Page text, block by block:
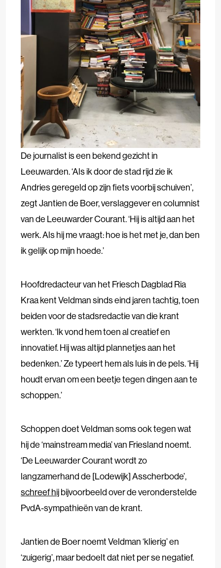
De journalist is een bekend gezicht in
Leeuwarden. ‘Als ik door de stad rijd zie ik
Andries geregeld op zijn fiets voorbij schuiven’,
zegt Jantien de Boer, verslaggever en columnist
van de Leeuwarder Courant. ‘Hij is altijd aan het
werk. Als hij me vraagt: hoe is het met je, dan ben
ik gelijk op mijn hoede.’
Hoofdredacteur van het Friesch Dagblad Ria
Kraa kent Veldman sinds eind jaren tachtig, toen
beiden voor de stadsredactie van die krant
werkten. ‘Ik vond hem toen al creatief en
innovatief. Hij was altijd plannetjes aan het
bedenken.’ Ze typeert hem als luis in de pels. ‘Hij
houdt ervan om een beetje tegen dingen aan te
schoppen.’
Schoppen doet Veldman soms ook tegen wat
hij de ‘mainstream media’ van Friesland noemt.
‘De Leeuwarder Courant wordt zo
langzamerhand de [Lodewijk] Asscherbode’,
schreef hijbijvoorbeeld over de veronderstelde
PvdA-sympathieën van de krant.
Jantien de Boer noemt Veldman ‘klierig’ en
‘zuigerig’, maar bedoelt dat niet per se negatief.